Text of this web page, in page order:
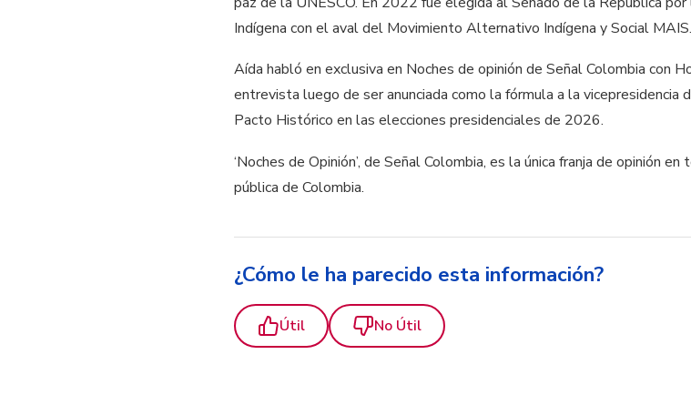
Indígena con el aval del Movimiento Alternativo Indígena y Social MAIS.
Aída habló en exclusiva en Noches de opinión de Señal Colombia con
entrevista luego de ser anunciada como la fórmula a la vicepresidencia
Pacto Histórico en las elecciones presidenciales de 2026.
‘Noches de Opinión’, de Señal Colombia, es la única franja de opinión
pública de Colombia.
¿Cómo le ha parecido esta información?
Útil No Útil